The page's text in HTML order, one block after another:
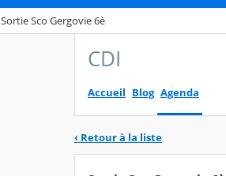
Sortie Sco Gergovie 6è
CDI
Accueil Blog Agenda
‹ Retour à la liste